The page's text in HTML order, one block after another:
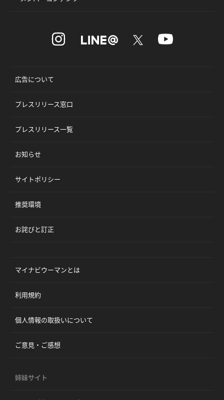
広告について
プレスリリース窓口
プレスリリース一覧
お知らせ
サイトポリシー
推奨環境
お詫びと訂正
マイナビウーマンとは
利用規約
個人情報の取扱いについて
ご意見・ご感想
姉妹サイト